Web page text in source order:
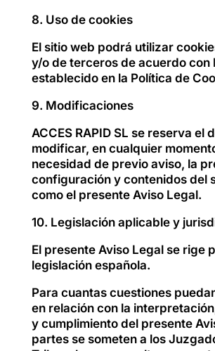
8. Uso de cookies
El sitio web podrá utilizar
y/o de terceros de acuerdo con
establecido en la Política de
9. Modificaciones
ACCES RAPID SL se reserva el
modificar, en cualquier
necesidad de previo aviso, la
configuración y contenidos del
como el presente Aviso Legal.
10. Legislación aplicable y
El presente Aviso Legal se rige
legislación española.
Para cuantas cuestiones
en relación con la
y cumplimiento del presente
partes se someten a los